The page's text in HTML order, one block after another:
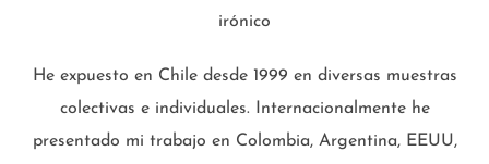
irónico
He expuesto en Chile desde 1999 en diversas muestras
colectivas e individuales. Internacionalmente he
presentado mi trabajo en Colombia, Argentina, EEUU,